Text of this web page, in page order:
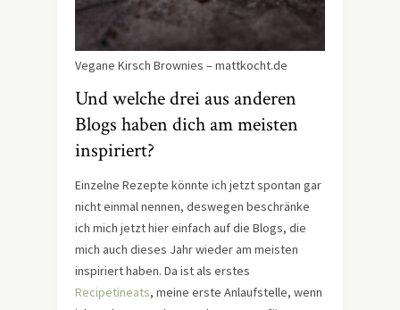
Vegane Kirsch Brownies – mattkocht.de
Und welche drei aus anderen
Blogs haben dich am meisten
inspiriert?
Einzelne Rezepte könnte ich jetzt spontan gar
nicht einmal nennen, deswegen beschränke
ich mich jetzt hier einfach auf die Blogs, die
mich auch dieses Jahr wieder am meisten
inspiriert haben. Da ist als erstes
Recipetineats, meine erste Anlaufstelle, wenn